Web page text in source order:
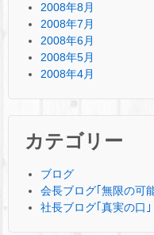
2008年8月
2008年7月
2008年6月
2008年5月
2008年4月
カテゴリー
ブログ
会長ブログ｢無限の可
社長ブログ｢真実の口｣